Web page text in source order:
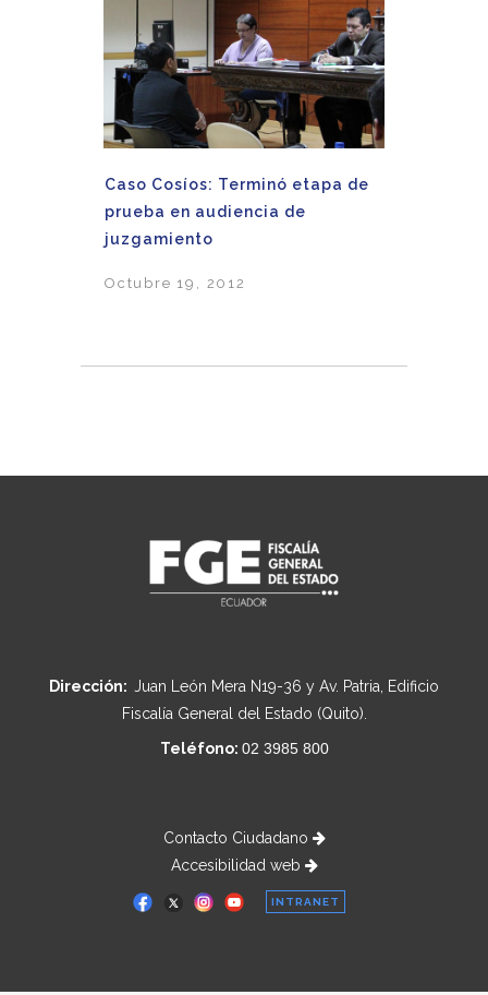
Caso Cosíos: Terminó etapa de
prueba en audiencia de
juzgamiento
Octubre 19, 2012
Dirección: Juan León Mera N19-36 y Av. Patria, Edificio
Fiscalía General del Estado (Quito).
Teléfono: 02 3985 800
Contacto Ciudadano
Accesibilidad web
INTRANET